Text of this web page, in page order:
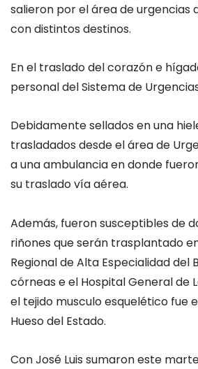
salieron por el área de urgencias
con distintos destinos.
En el traslado del corazón e
personal del Sistema de
Debidamente sellados en una
trasladados desde el área de
a una ambulancia en donde
su traslado vía aérea.
Además, fueron susceptibles de
riñones que serán trasplantado
Regional de Alta Especialidad del
córneas e el Hospital General de
el tejido musculo esquelético fue
Hueso del Estado.
Con José Luis sumaron este